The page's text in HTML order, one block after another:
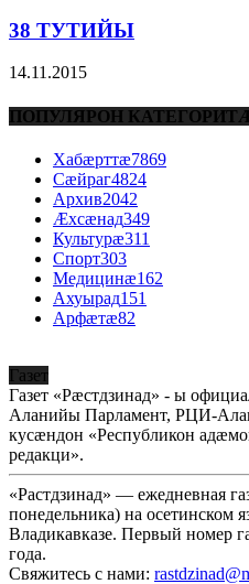
38 ТУТИЙЫ
14.11.2015
ПОПУЛЯРОН
Хабæрттæ7869
Сæйраг4824
Архив2042
Æхсæнад349
Культурæ311
Спорт303
Медицинæ162
Ахуырад151
Арфæтæ82
Газет
Газет «Рæстдзинад» - ы
Аланийы Парламент, РЦИ-
кусæндон «Республикон
редакци».
«Растдзинад» — ежедневная
понедельника) на осетинском
Владикавказе. Первый номер
года.
Свяжитесь с нами: